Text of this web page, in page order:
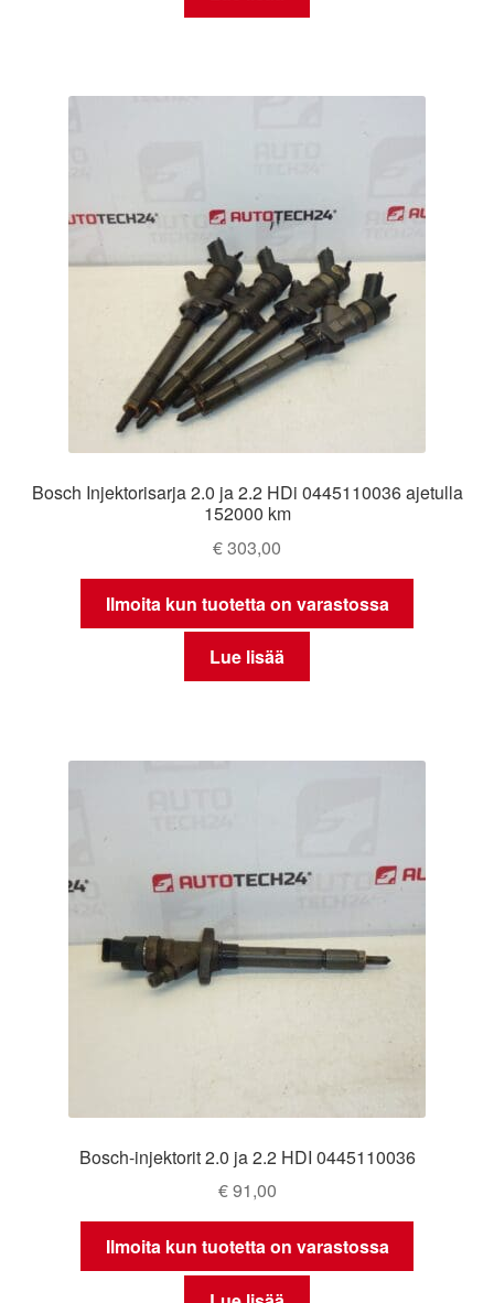
Bosch Injektorisarja 2.0 ja 2.2 HDi 0445110036 ajetulla
152000 km
€303,00
Ilmoita kun tuotetta on varastossa
Lue lisää
Bosch-injektorit 2.0 ja 2.2 HDI 0445110036
€91,00
Ilmoita kun tuotetta on varastossa